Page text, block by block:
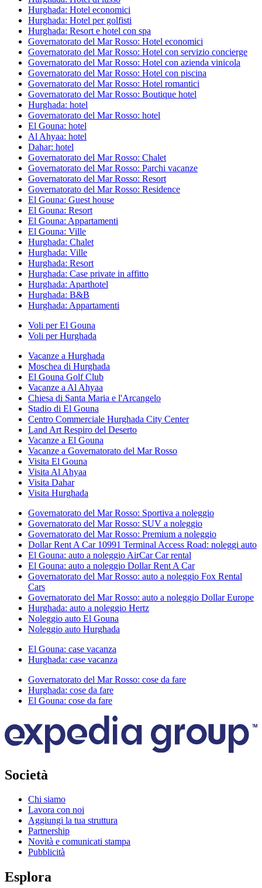
Hurghada: Hotel economici
Hurghada: Hotel per golfisti
Hurghada: Resort e hotel con spa
Governatorato del Mar Rosso: Hotel economici
Governatorato del Mar Rosso: Hotel con servizio concierge
Governatorato del Mar Rosso: Hotel con azienda vinicola
Governatorato del Mar Rosso: Hotel con piscina
Governatorato del Mar Rosso: Hotel romantici
Governatorato del Mar Rosso: Boutique hotel
Hurghada: hotel
Governatorato del Mar Rosso: hotel
El Gouna: hotel
Al Ahyaa: hotel
Dahar: hotel
Governatorato del Mar Rosso: Chalet
Governatorato del Mar Rosso: Parchi vacanze
Governatorato del Mar Rosso: Resort
Governatorato del Mar Rosso: Residence
El Gouna: Guest house
El Gouna: Resort
El Gouna: Appartamenti
El Gouna: Ville
Hurghada: Chalet
Hurghada: Ville
Hurghada: Resort
Hurghada: Case private in affitto
Hurghada: Aparthotel
Hurghada: B&B
Hurghada: Appartamenti
Voli per El Gouna
Voli per Hurghada
Vacanze a Hurghada
Moschea di Hurghada
El Gouna Golf Club
Vacanze a Al Ahyaa
Chiesa di Santa Maria e l'Arcangelo
Stadio di El Gouna
Centro Commerciale Hurghada City Center
Land Art Respiro del Deserto
Vacanze a El Gouna
Vacanze a Governatorato del Mar Rosso
Visita El Gouna
Visita Al Ahyaa
Visita Dahar
Visita Hurghada
Governatorato del Mar Rosso: Sportiva a noleggio
Governatorato del Mar Rosso: SUV a noleggio
Governatorato del Mar Rosso: Premium a noleggio
Dollar Rent A Car 10991 Terminal Access Road: noleggi auto
El Gouna: auto a noleggio AirCar Car rental
El Gouna: auto a noleggio Dollar Rent A Car
Governatorato del Mar Rosso: auto a noleggio Fox Rental
Cars
Governatorato del Mar Rosso: auto a noleggio Dollar Europe
Hurghada: auto a noleggio Hertz
Noleggio auto El Gouna
Noleggio auto Hurghada
El Gouna: case vacanza
Hurghada: case vacanza
Governatorato del Mar Rosso: cose da fare
Hurghada: cose da fare
El Gouna: cose da fare
Società
Chi siamo
Lavora con noi
Aggiungi la tua struttura
Partnership
Novità e comunicati stampa
Pubblicità
Esplora